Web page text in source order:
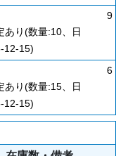
9
あり(数量:10、日
12-15)
6
あり(数量:15、日
12-15)